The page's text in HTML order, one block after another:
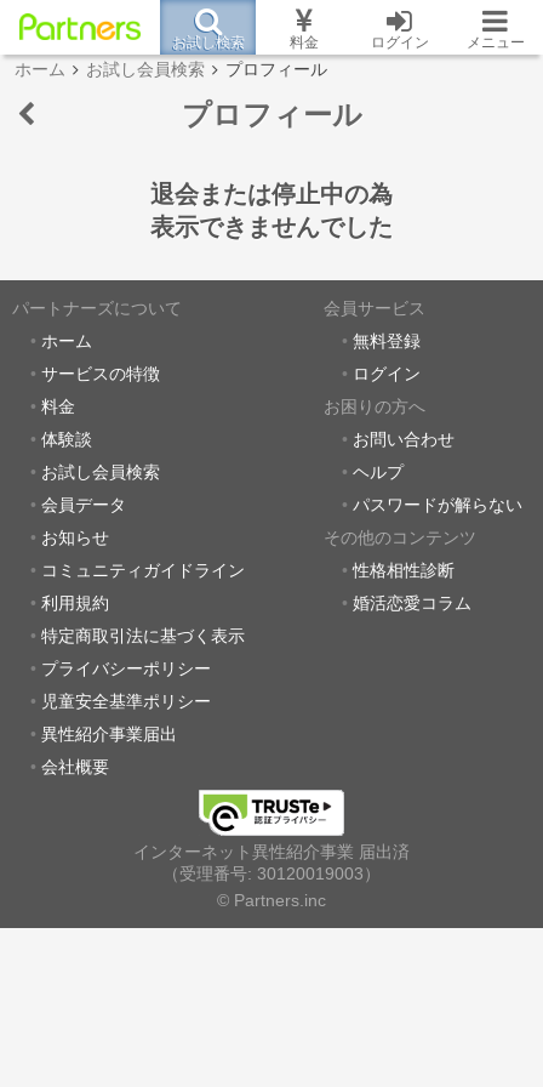
お試し検索 料金 ログイン メニュー
ホーム お試し会員検索 プロフィール
プロフィール
退会または停止中の為
表示できませんでした
パートナーズについて
ホーム
サービスの特徴
料金
体験談
お試し会員検索
会員データ
お知らせ
コミュニティガイドライン
利用規約
特定商取引法に基づく表示
プライバシーポリシー
児童安全基準ポリシー
異性紹介事業届出
会社概要
会員サービス
無料登録
ログイン
お困りの方へ
お問い合わせ
ヘルプ
パスワードが解らない
その他のコンテンツ
性格相性診断
婚活恋愛コラム
インターネット異性紹介事業 届出済
（受理番号: 30120019003）
© Partners.inc